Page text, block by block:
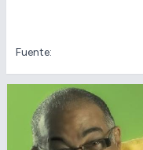
Fuente: